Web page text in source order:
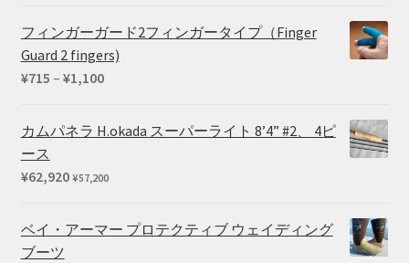
フィンガーガード2フィンガータイプ（Finger
Guard 2 fingers)
¥715 – ¥1,100価
帯:
カムパネラ H.okada スーパーライト 8’4” #2、 4ピ
ース
¥62,920 ¥57,200
ベイ・アーマー プロテクティブ ウェイディング
ブーツ